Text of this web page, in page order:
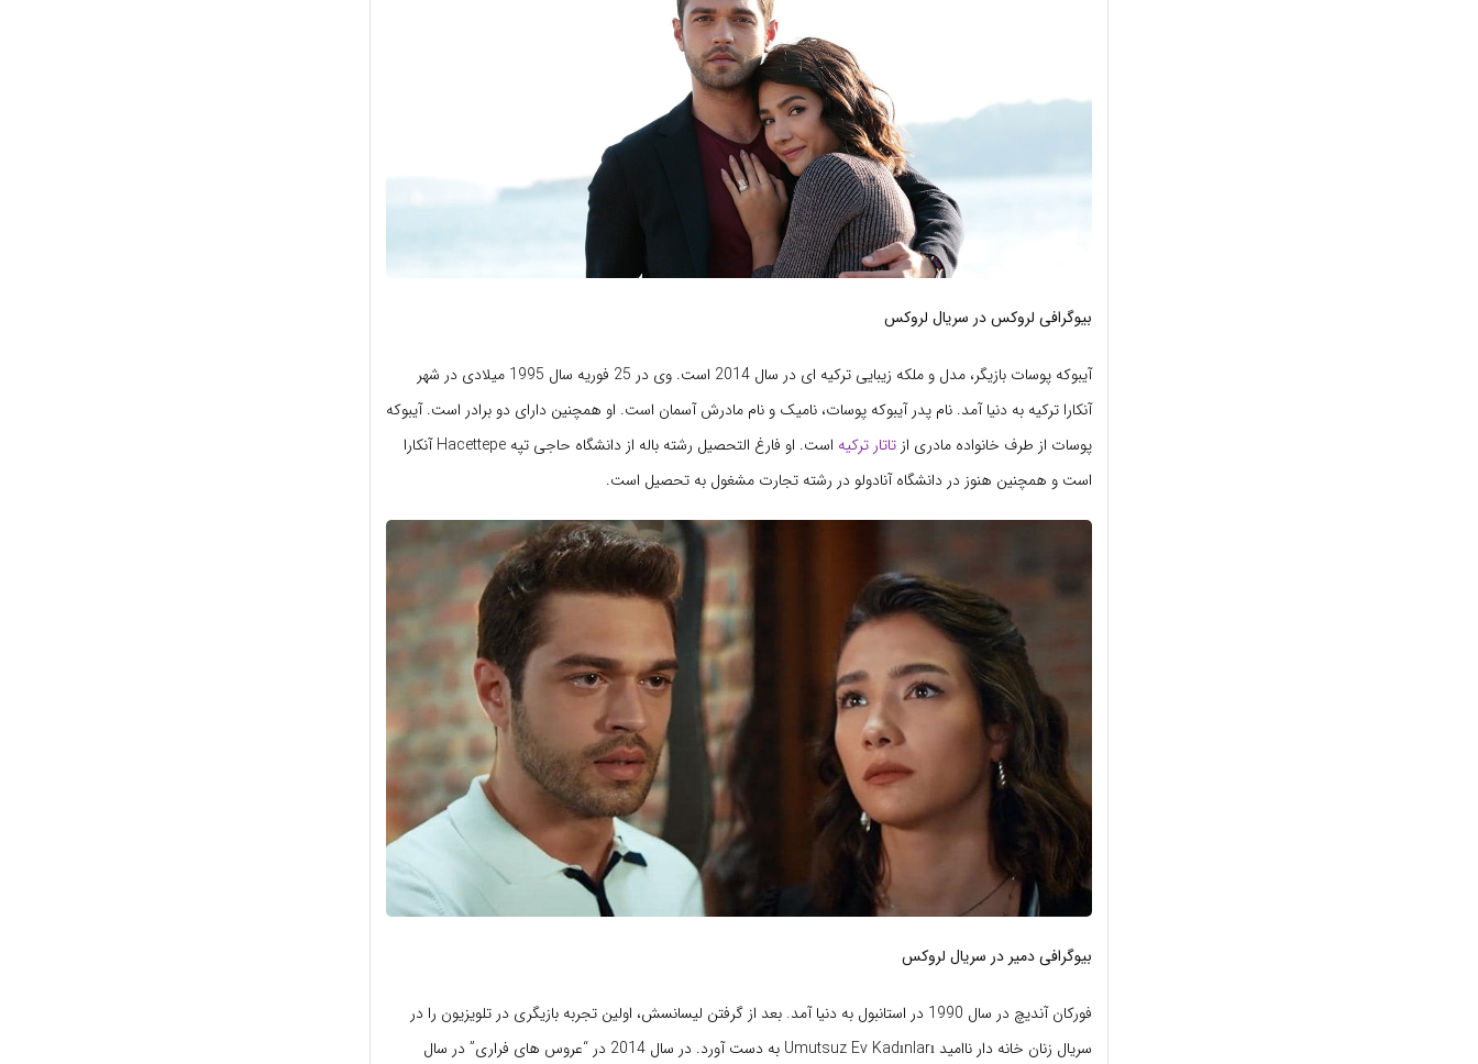
بیوگرافی لروکس در سریال لروکس
آیبوکه پوسات بازیگر، مدل و ملکه زیبایی ترکیه ای در سال 2014 است. وی در 25 فوریه سال 1995 میلادی در شهر
آنکارا ترکیه به دنیا آمد. نام پدر آیبوکه پوسات، نامیک و نام مادرش آسمان است. او همچنین دارای دو برادر است. آیبوکه
پوسات از طرف خانواده مادری از تاتار ترکیه
است. او فارغ التحصیل رشته باله از دانشگاه حاجی تپه Hacettepe آنکارا
است و همچنین هنوز در دانشگاه آنادولو در رشته تجارت مشغول به تحصیل است.
بیوگرافی دمیر در سریال لروکس
فورکان آندیچ در سال 1990 در استانبول به دنیا آمد . بعد از گرفتن لیسانسش، اولین تجربه بازیگری در تلویزیون را در
سریال زنان خانه دار ناامید Umutsuz Ev Kadınları به دست آورد. در سال 2014 در “عروس های فراری” در سال